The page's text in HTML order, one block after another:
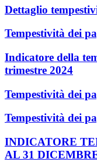
Dettaglio
Tempestività dei
Indicatore della
trimestre 2024
Tempestività dei
Tempestività dei
INDICATORE
AL 31